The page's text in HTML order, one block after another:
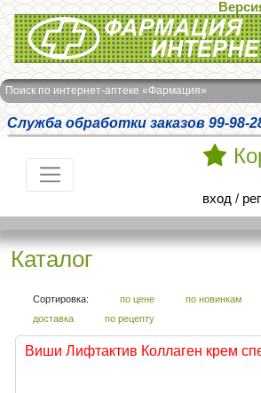
Интернет-аптека Фармация
Поиск по интернет-аптеке «Фармация»
Служба обработки заказов 99-98-
вход /
Каталог
Сортировка: по цене по новинкам
доставка
по рецепту
Виши Лифтактив Коллаген крем